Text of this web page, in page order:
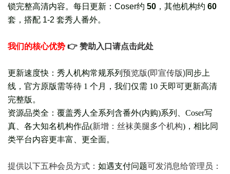
锁完整高清内容。每日更新： Coser约 50 ，其他机构约 60
套， 搭配 1-2 套秀人番外。
我们的核心优势 👉 赞助入口请点击此处
更新速度快：秀人机构常规系列 预览版(即宣传版)同步上
线，官方原版需等待 1 个月，我们仅需 10 天即可更新高清
完整版。
资源品类全：覆盖秀人全系列含番外(内购)系列、Coser写
真、各大知名机构作品(新增：丝袜美腿多个机构)，相比同
类平台内容更丰富、更全面。
提供以下五种会员方式： 如遇支付问题可发消息给管理员：